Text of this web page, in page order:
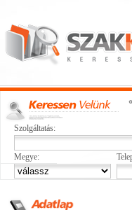
Szolgáltatás:
Megye: